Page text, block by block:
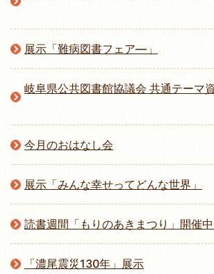
展示「難病図書フェア―」
岐阜県公共図書館協議会 共通テーマ資料展示「考えよう 多文
今月のおはなし会
展示「みんな幸せってどんな世界」
読書週間「もりのあきまつり」開催中
「濃尾震災130年」展示